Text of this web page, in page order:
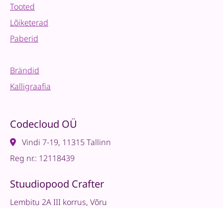
Tooted
Lõiketerad
Paberid
Brändid
Kalligraafia
Codecloud OÜ
Vindi 7-19, 11315 Tallinn
Reg nr.: 12118439
Stuudiopood Crafter
Lembitu 2A III korrus, Võru